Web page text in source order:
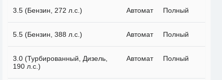
3.5 (Бензин, 272 л.с.) Автомат Полный
5.5 (Бензин, 388 л.с.) Автомат Полный
3.0 (Турбированный, Дизель,
190 л.с.)
Автомат Полный